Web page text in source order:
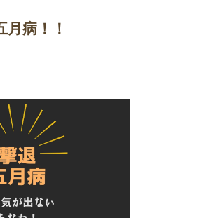
病！！